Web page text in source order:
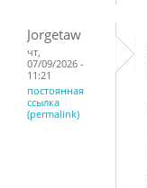
Jorgetaw
чт,
07/09/2026 -
11:21
постоянная
ссылка
(permalink)